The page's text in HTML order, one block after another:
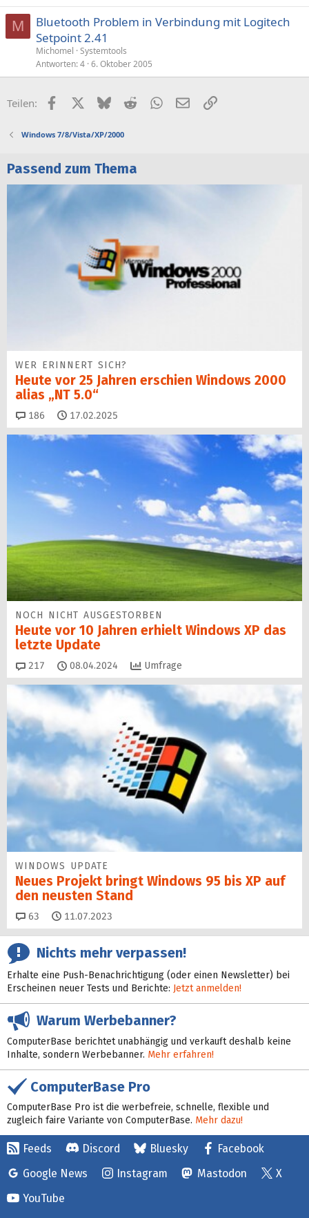
M
Bluetooth Problem in Verbindung mit Logitech
Setpoint 2.41
Michomel Systemtools
Antworten 4 6. Oktober 2005
Teilen: FacebookX (Twitter)
BlueskyRedditWhatsApp
E-MailLink
Windows 7/8/Vista/XP/2000
Passend zum Thema
WER ERINNERT SICH?
Heute vor 25 Jahren erschien Windows 2000
alias „NT 5.0“
186 Kommentare
17.02.2025
NOCH NICHT AUSGESTORBEN
Heute vor 10 Jahren erhielt Windows XP das
letzte Update
217 Kommentare
08.04.2024 Umfrage
WINDOWS UPDATE
Neues Projekt bringt Windows 95 bis XP auf
den neusten Stand
63 Kommentare
11.07.2023
Nichts mehr verpassen!
Erhalte eine Push-Benachrichtigung (oder einen Newsletter) bei
Erscheinen neuer Tests und Berichte: Jetzt anmelden!
Warum Werbebanner?
ComputerBase berichtet unabhängig und verkauft deshalb keine
Inhalte, sondern Werbebanner. Mehr erfahren!
ComputerBase Pro
ComputerBase Pro ist die werbefreie, schnelle, flexible und
zugleich faire Variante von ComputerBase. Mehr dazu!
Feeds Discord Bluesky
Facebook
Google News
Instagram Mastodon
X
YouTube